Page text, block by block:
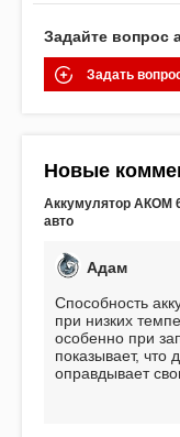
Задайте вопрос
Задать
Новые
Аккумулятор АКОМ
авто
Адам
Способность
при низких
особенно при
показывает, что
оправдывает
пожалел.